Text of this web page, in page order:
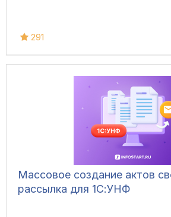
291
Массовое создание актов
рассылка для 1С:УНФ